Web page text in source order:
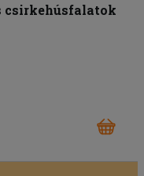
csirkehúsfalatok